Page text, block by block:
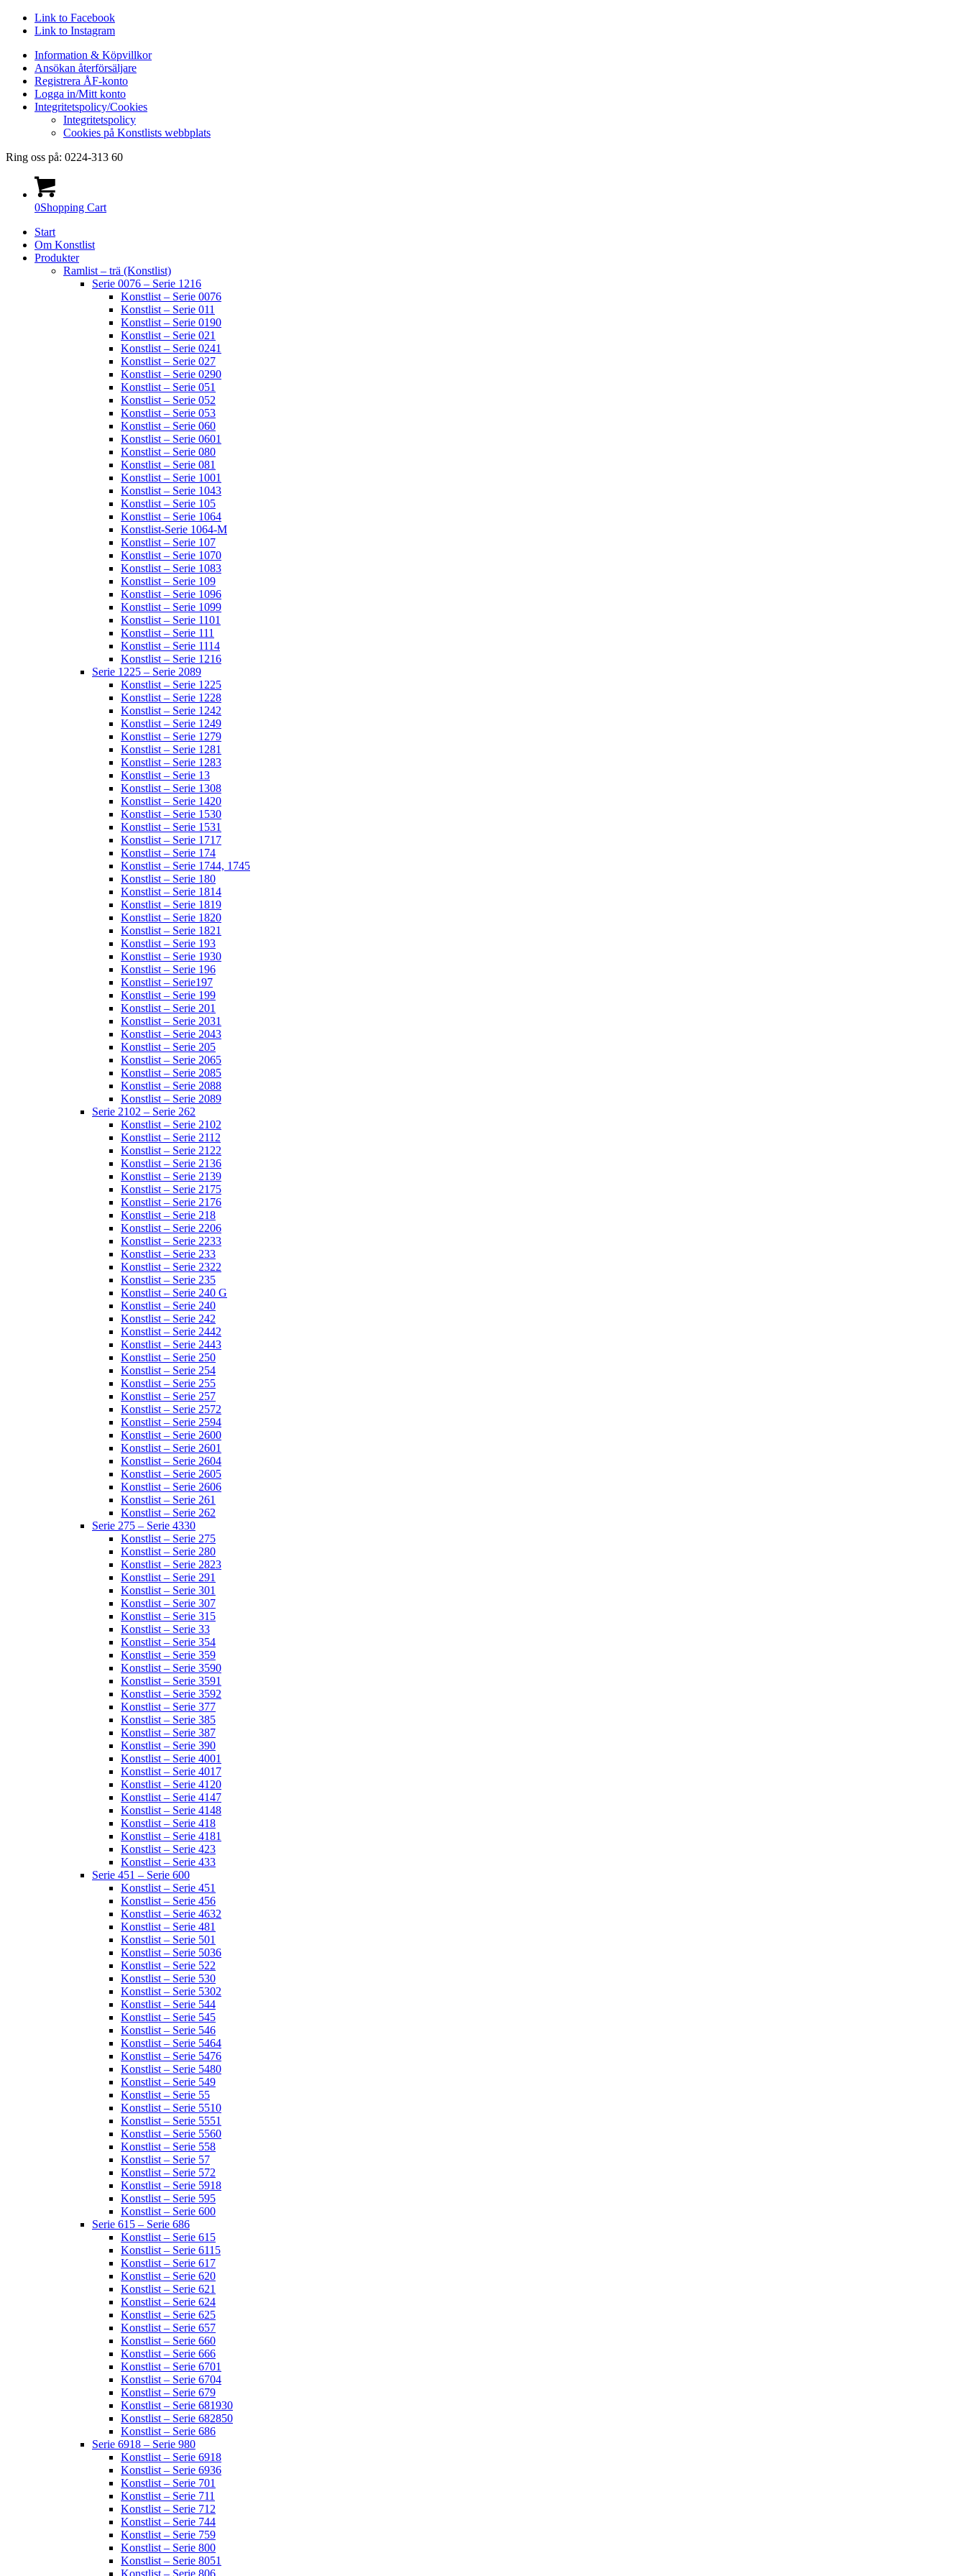
Link to Facebook
Link to Instagram
Information & Köpvillkor
Ansökan återförsäljare
Registrera ÅF-konto
Logga in/Mitt konto
Integritetspolicy/Cookies
Integritetspolicy
Cookies på Konstlists webbplats
Ring oss på: 0224-313 60
0Shopping Cart
Start
Om Konstlist
Produkter
Ramlist – trä (Konstlist)
Serie 0076 – Serie 1216
Konstlist – Serie 0076
Konstlist – Serie 011
Konstlist – Serie 0190
Konstlist – Serie 021
Konstlist – Serie 0241
Konstlist – Serie 027
Konstlist – Serie 0290
Konstlist – Serie 051
Konstlist – Serie 052
Konstlist – Serie 053
Konstlist – Serie 060
Konstlist – Serie 0601
Konstlist – Serie 080
Konstlist – Serie 081
Konstlist – Serie 1001
Konstlist – Serie 1043
Konstlist – Serie 105
Konstlist – Serie 1064
Konstlist-Serie 1064-M
Konstlist – Serie 107
Konstlist – Serie 1070
Konstlist – Serie 1083
Konstlist – Serie 109
Konstlist – Serie 1096
Konstlist – Serie 1099
Konstlist – Serie 1101
Konstlist – Serie 111
Konstlist – Serie 1114
Konstlist – Serie 1216
Serie 1225 – Serie 2089
Konstlist – Serie 1225
Konstlist – Serie 1228
Konstlist – Serie 1242
Konstlist – Serie 1249
Konstlist – Serie 1279
Konstlist – Serie 1281
Konstlist – Serie 1283
Konstlist – Serie 13
Konstlist – Serie 1308
Konstlist – Serie 1420
Konstlist – Serie 1530
Konstlist – Serie 1531
Konstlist – Serie 1717
Konstlist – Serie 174
Konstlist – Serie 1744, 1745
Konstlist – Serie 180
Konstlist – Serie 1814
Konstlist – Serie 1819
Konstlist – Serie 1820
Konstlist – Serie 1821
Konstlist – Serie 193
Konstlist – Serie 1930
Konstlist – Serie 196
Konstlist – Serie197
Konstlist – Serie 199
Konstlist – Serie 201
Konstlist – Serie 2031
Konstlist – Serie 2043
Konstlist – Serie 205
Konstlist – Serie 2065
Konstlist – Serie 2085
Konstlist – Serie 2088
Konstlist – Serie 2089
Serie 2102 – Serie 262
Konstlist – Serie 2102
Konstlist – Serie 2112
Konstlist – Serie 2122
Konstlist – Serie 2136
Konstlist – Serie 2139
Konstlist – Serie 2175
Konstlist – Serie 2176
Konstlist – Serie 218
Konstlist – Serie 2206
Konstlist – Serie 2233
Konstlist – Serie 233
Konstlist – Serie 2322
Konstlist – Serie 235
Konstlist – Serie 240 G
Konstlist – Serie 240
Konstlist – Serie 242
Konstlist – Serie 2442
Konstlist – Serie 2443
Konstlist – Serie 250
Konstlist – Serie 254
Konstlist – Serie 255
Konstlist – Serie 257
Konstlist – Serie 2572
Konstlist – Serie 2594
Konstlist – Serie 2600
Konstlist – Serie 2601
Konstlist – Serie 2604
Konstlist – Serie 2605
Konstlist – Serie 2606
Konstlist – Serie 261
Konstlist – Serie 262
Serie 275 – Serie 4330
Konstlist – Serie 275
Konstlist – Serie 280
Konstlist – Serie 2823
Konstlist – Serie 291
Konstlist – Serie 301
Konstlist – Serie 307
Konstlist – Serie 315
Konstlist – Serie 33
Konstlist – Serie 354
Konstlist – Serie 359
Konstlist – Serie 3590
Konstlist – Serie 3591
Konstlist – Serie 3592
Konstlist – Serie 377
Konstlist – Serie 385
Konstlist – Serie 387
Konstlist – Serie 390
Konstlist – Serie 4001
Konstlist – Serie 4017
Konstlist – Serie 4120
Konstlist – Serie 4147
Konstlist – Serie 4148
Konstlist – Serie 418
Konstlist – Serie 4181
Konstlist – Serie 423
Konstlist – Serie 433
Serie 451 – Serie 600
Konstlist – Serie 451
Konstlist – Serie 456
Konstlist – Serie 4632
Konstlist – Serie 481
Konstlist – Serie 501
Konstlist – Serie 5036
Konstlist – Serie 522
Konstlist – Serie 530
Konstlist – Serie 5302
Konstlist – Serie 544
Konstlist – Serie 545
Konstlist – Serie 546
Konstlist – Serie 5464
Konstlist – Serie 5476
Konstlist – Serie 5480
Konstlist – Serie 549
Konstlist – Serie 55
Konstlist – Serie 5510
Konstlist – Serie 5551
Konstlist – Serie 5560
Konstlist – Serie 558
Konstlist – Serie 57
Konstlist – Serie 572
Konstlist – Serie 5918
Konstlist – Serie 595
Konstlist – Serie 600
Serie 615 – Serie 686
Konstlist – Serie 615
Konstlist – Serie 6115
Konstlist – Serie 617
Konstlist – Serie 620
Konstlist – Serie 621
Konstlist – Serie 624
Konstlist – Serie 625
Konstlist – Serie 657
Konstlist – Serie 660
Konstlist – Serie 666
Konstlist – Serie 6701
Konstlist – Serie 6704
Konstlist – Serie 679
Konstlist – Serie 681930
Konstlist – Serie 682850
Konstlist – Serie 686
Serie 6918 – Serie 980
Konstlist – Serie 6918
Konstlist – Serie 6936
Konstlist – Serie 701
Konstlist – Serie 711
Konstlist – Serie 712
Konstlist – Serie 744
Konstlist – Serie 759
Konstlist – Serie 800
Konstlist – Serie 8051
Konstlist – Serie 806